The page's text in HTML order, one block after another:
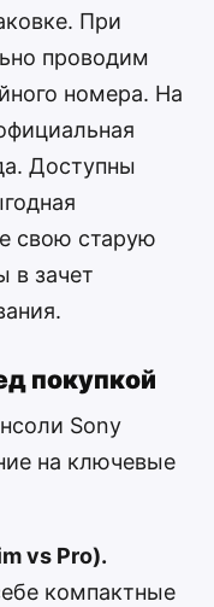
При
проводим
номера. На
Доступны
свою старую
в зачет
покупкой
Sony
на ключевые
vs Pro).
компактные